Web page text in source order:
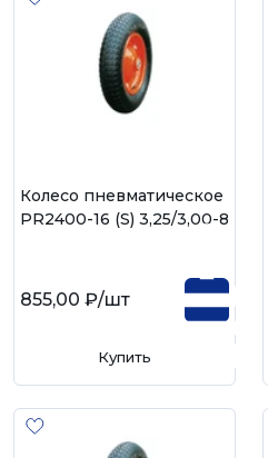
Колесо пневматическое
PR2400-16 (S) 3,25/3,00-8
855,00 ₽/шт
Купить